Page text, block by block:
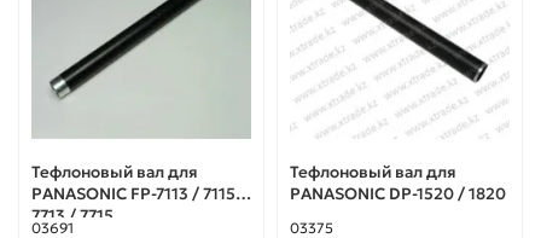
Тефлоновый вал для
PANASONIC FP-7113 / 7115 /
7713 / 7715
03691
Тефлоновый вал для
PANASONIC DP-1520 / 1820
03375